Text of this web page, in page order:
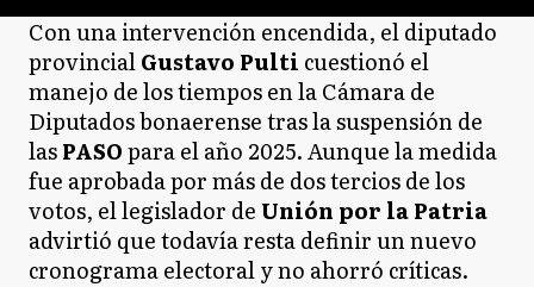
Con una intervención encendida, el diputado
provincialGustavo Pulti cuestionó el
manejo de los tiempos en la Cámara de
Diputados bonaerense tras la suspensión de
lasPASOpara el año 2025. Aunque la medida
fue aprobada por más de dos tercios de los
votos, el legislador de Unión por la Patria
advirtió que todavía resta definir un nuevo
cronograma electoral y no ahorró críticas.